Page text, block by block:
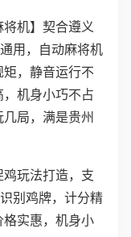
将机】契合遵义
用，自动麻将机
，静音运行不
机身小巧不占
局，满是贵州
玩法打造，支
别鸡牌，计分精
实惠，机身小